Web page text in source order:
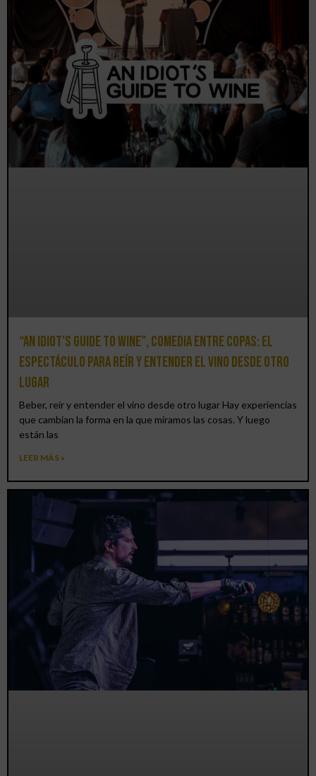
“An Idiot’s Guide to Wine”, comedia entre copas: el
espectáculo para reír y entender el vino desde otro
lugar
Beber, reír y entender el vino desde otro lugar Hay experiencias
que cambian la forma en la que miramos las cosas. Y luego
están las
LEER MÁS »